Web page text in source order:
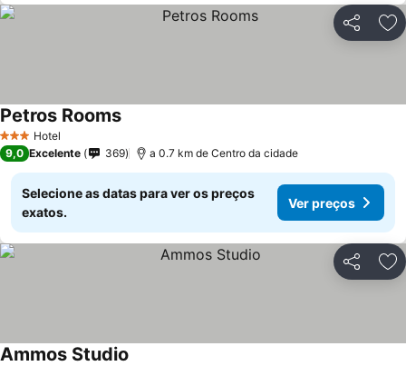
Partilhar
3 EstrelasHotel
Petros Rooms
9,0 Excelente 369 a 0.7 km de Centro da cidade
Selecione as datas para ver os preços
exatos.
Ver preços
Partilhar
Ammos Studio